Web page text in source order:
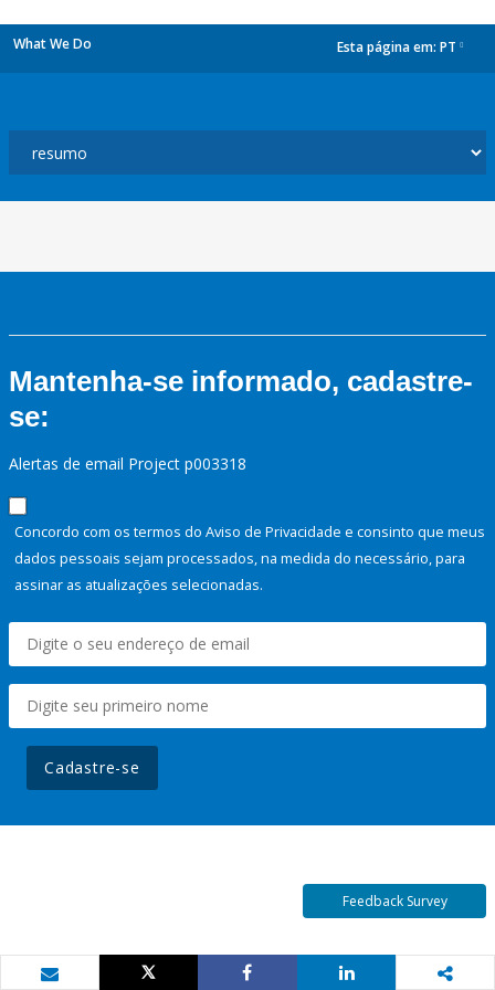
What We Do Esta página em: PT
Mantenha-se informado, cadastre-
se:
Alertas de email Project p003318
Concordo com os termos do Aviso de Privacidade e consinto que meus
dados pessoais sejam processados, na medida do necessário, para
assinar as atualizações selecionadas.
Cadastre-se
Feedback Survey